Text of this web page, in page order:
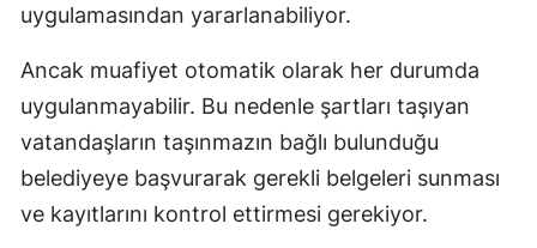
uygulamasından yararlanabiliyor.
Ancak muafiyet otomatik olarak her durumda
uygulanmayabilir. Bu nedenle şartları taşıyan
vatandaşların taşınmazın bağlı bulunduğu
belediyeye başvurarak gerekli belgeleri sunması
ve kayıtlarını kontrol ettirmesi gerekiyor.